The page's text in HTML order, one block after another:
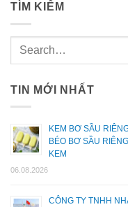
TÌM KIẾM
TIN MỚI NHẤT
KEM BƠ SẦU
BÉO BƠ SẦU
KEM
06.08.2026
CÔNG TY TNHH